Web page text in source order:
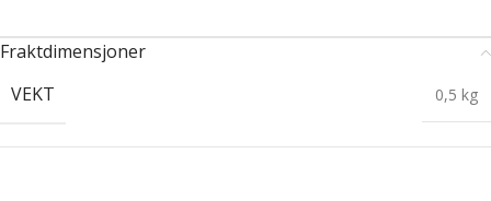
Fraktdimensjoner
VEKT
0,5 kg